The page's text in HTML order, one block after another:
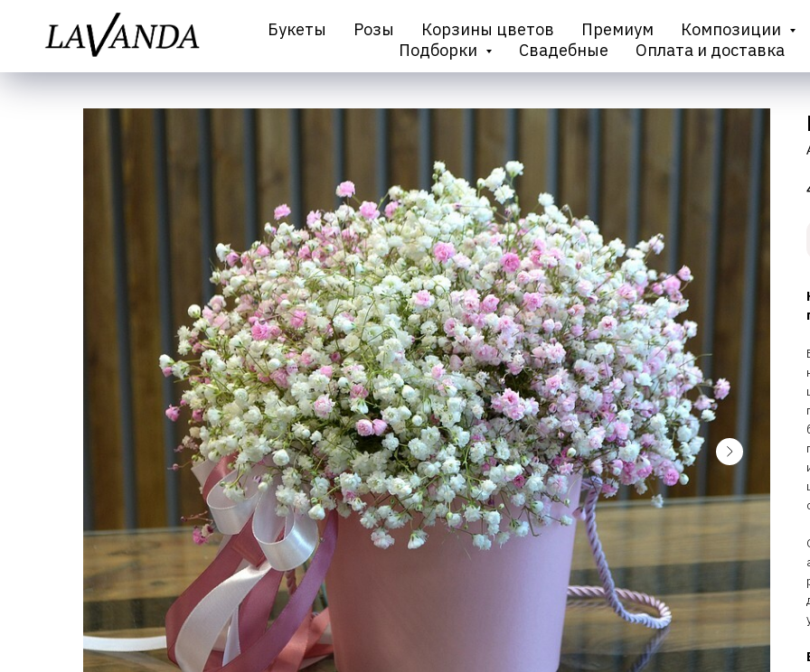
Букеты Розы Корзины цветов Премиум
Композиции
Подборки
Свадебные Оплата и доставка